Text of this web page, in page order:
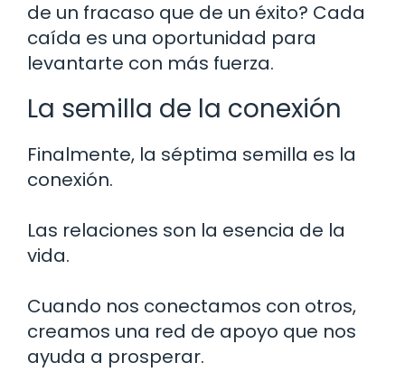
de un fracaso que de un éxito? Cada
caída es una oportunidad para
levantarte con más fuerza.
La semilla de la conexión
Finalmente, la séptima semilla es la
conexión.
Las relaciones son la esencia de la
vida.
Cuando nos conectamos con otros,
creamos una red de apoyo que nos
ayuda a prosperar.